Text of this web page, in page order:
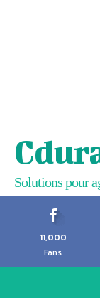
Solutions pour
11,000
Fans